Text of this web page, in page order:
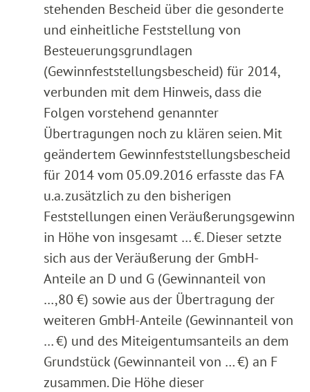
stehenden Bescheid über die gesonderte
und einheitliche Feststellung von
Besteuerungsgrundlagen
(Gewinnfeststellungsbescheid) für 2014,
verbunden mit dem Hinweis, dass die
Folgen vorstehend genannter
Übertragungen noch zu klären seien. Mit
geändertem Gewinnfeststellungsbescheid
für 2014 vom 05.09.2016 erfasste das FA
u.a. zusätzlich zu den bisherigen
Feststellungen einen Veräußerungsgewinn
in Höhe von insgesamt … €. Dieser setzte
sich aus der Veräußerung der GmbH-
Anteile an D und G (Gewinnanteil von
…,80 €) sowie aus der Übertragung der
weiteren GmbH-Anteile (Gewinnanteil von
… €) und des Miteigentumsanteils an dem
Grundstück (Gewinnanteil von … €) an F
zusammen. Die Höhe dieser